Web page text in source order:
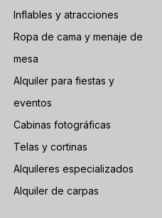
Inflables y atracciones
Ropa de cama y menaje de
mesa
Alquiler para fiestas y
eventos
Cabinas fotográficas
Telas y cortinas
Alquileres especializados
Alquiler de carpas